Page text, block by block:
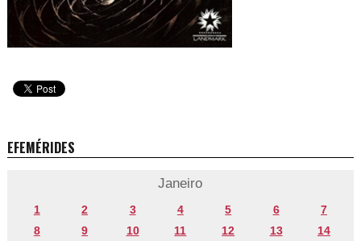
EFEMÉRIDES
Janeiro
1 2 3 4 5 6
7
8
9 10 11 12 13
14